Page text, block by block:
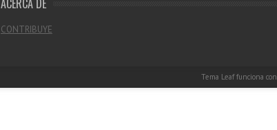
CONTRIBUYE
Tema Leaffunciona con